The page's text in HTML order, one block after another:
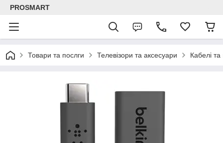
PROSMART
Товари та послги Телевізори та аксесуари Кабелі та